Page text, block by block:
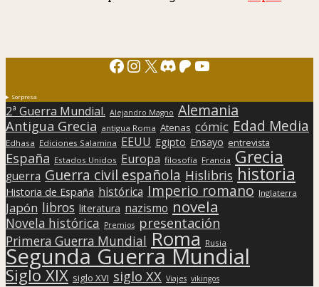
Facebook
Instagram
X Discord
Patreon
YouTube
Sorpresa
2ª Guerra Mundial. Alejandro Magno Alemania
Antigua Grecia antigua Roma Atenas cómic Edad Media
Edhasa Ediciones Salamina EEUU Egipto Ensayo entrevista
España Estados Unidos Europa filosofía Francia Grecia
guerra Guerra civil española Hislibris historia
Historia de España histórica Imperio romano Inglaterra
Japón libros literatura nazismo novela
Novela histórica Premios presentación
Primera Guerra Mundial Roma Rusia
Segunda Guerra Mundial
Siglo XIX siglo XVI siglo XX Viajes vikingos